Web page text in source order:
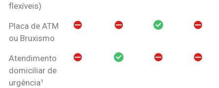
flexíveis)
Placa de ATM
ou Bruxismo
Atendimento
domiciliar de
urgência¹